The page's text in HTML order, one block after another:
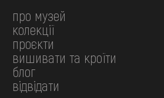
про музей
колекції
проєкти
вишивати та кроїти
блог
відвідати